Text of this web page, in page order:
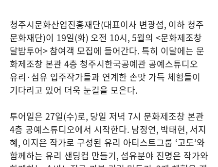
청주시문화산업진흥재단(대표이사 변광섭, 이하 청주
문화재단)이 19일(화) 오전 10시, 5월의 <문화제조창
달밤투어>참여객 모집에 들어간다. 특히 이달에는 문
화제조창 본관 4층 청주시한국공예관 공예스튜디오
유리·섬유 입주작가들과 연계한 손맛 가득 체험들이
기다리고 있어 더욱 눈길을 모은다.
투어일은 27일(수)로, 당일 저녁 7시 문화제조창 본관
4층 공예스튜디오에서 시작한다. 남정연, 박태현, 서지
혜, 이지은 작가로 구성된 유리 아티스트그룹 ‘고도’와
함께하는 유리 샌딩컵 만들기, 섬유분야 진명은 작가와